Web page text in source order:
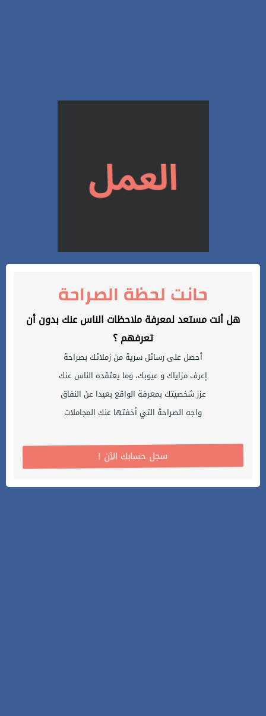
حانت لحظة الصراحة
هل أنت مستعد لمعرفة ملاحظات الناس عنك بدون أن
تعرفهم ؟
أحصل على رسائل سرية من زملائك بصراحة
إعرف مزاياك و عيوبك، وما يعتقده الناس عنك
عزز شخصيتك بمعرفة الواقع بعيدا عن النفاق
واجه الصراحة التي أخفتها عنك المجاملات
! سجل حسابك الآن